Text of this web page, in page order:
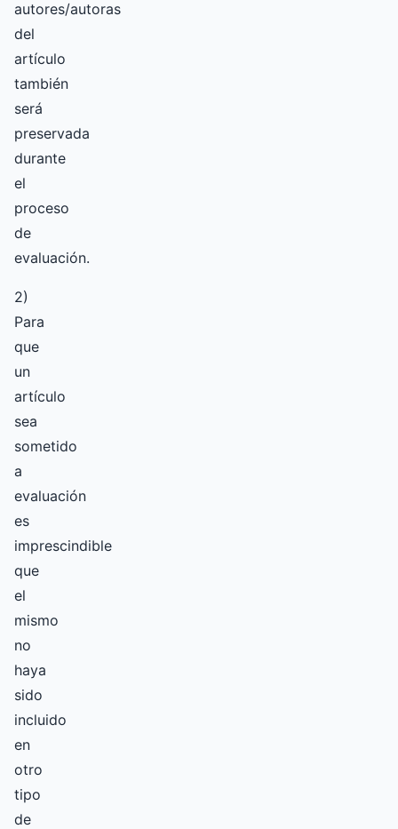
autores/autoras
del
artículo
también
será
preservada
durante
el
proceso
de
evaluación.
2)
Para
que
un
artículo
sea
sometido
a
evaluación
es
imprescindible
que
el
mismo
no
haya
sido
incluido
en
otro
tipo
de